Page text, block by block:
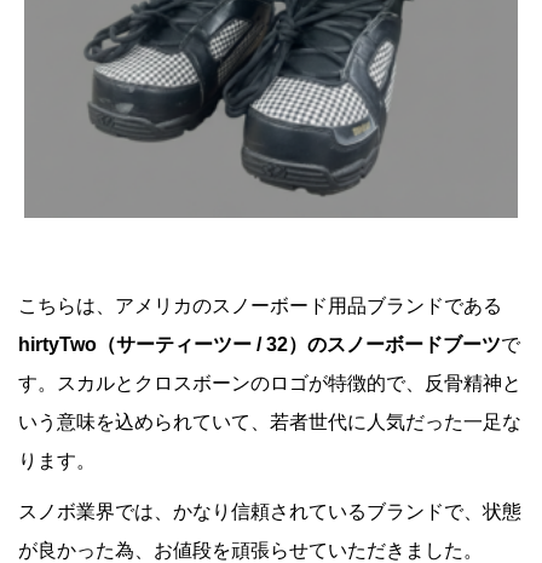
こちらは、アメリカのスノーボード用品ブランドである
hirtyTwo（サーティーツー / 32）のスノーボードブーツで
す。スカルとクロスボーンのロゴが特徴的で、反骨精神と
いう意味を込められていて、若者世代に人気だった一足な
ります。
スノボ業界では、かなり信頼されているブランドで、状態
が良かった為、お値段を頑張らせていただきました。